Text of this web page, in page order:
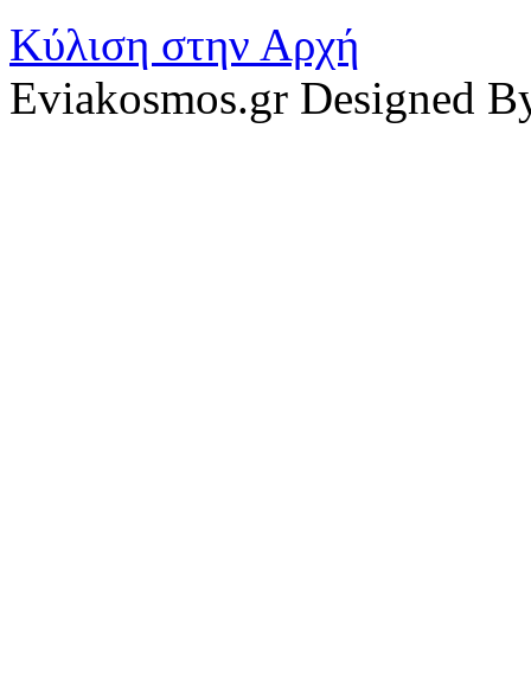
Κύλιση στην Αρχή
Eviakosmos.gr Designed